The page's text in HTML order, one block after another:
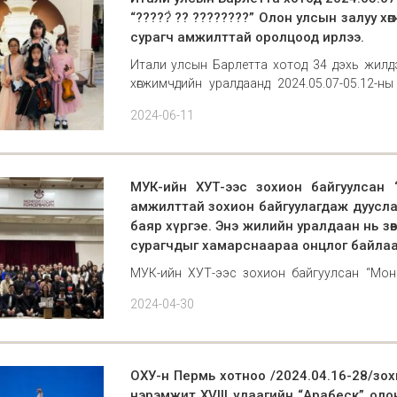
“?????̀ ?? ????????” Олон улсын залуу
сурагч амжилттай оролцоод ирлээ.
Итали улсын Барлетта хотод 34 дэхь
хөгжимчдийн уралдаанд 2024.05.07-05.12-ны
2024-06-11
МУК-ийн ХУТ-ээс зохион
амжилттай зохион байгуулагдаж
баяр хүргэе. Энэ жилийн уралдаан нь
сурагчдыг хамарснаараа онцлог
МУК-ийн ХУТ-ээс зохион байгуулсан
жилийн уралдаан нь зөвхөн ахлах анги
2024-04-30
ОХУ-н Пермь хотноо /2024.04.16-28/